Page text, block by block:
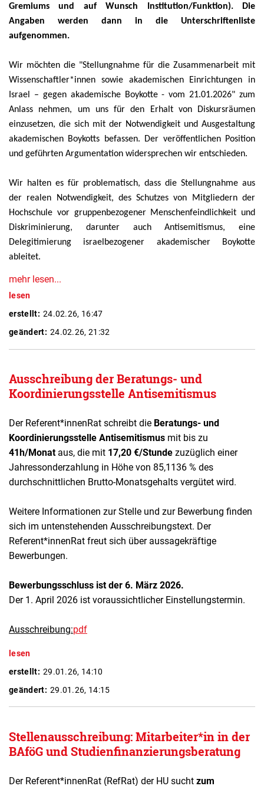
Gremiums und auf Wunsch Institution/Funktion). Die
Angaben werden dann in die Unterschriftenliste
aufgenommen.
Wir möchten die "Stellungnahme für die Zusammenarbeit mit
Wissenschaftler*innen sowie akademischen Einrichtungen in
Israel – gegen akademische Boykotte - vom 21.01.2026" zum
Anlass nehmen, um uns für den Erhalt von Diskursräumen
einzusetzen, die sich mit der Notwendigkeit und Ausgestaltung
akademischen Boykotts befassen. Der veröffentlichen Position
und geführten Argumentation widersprechen wir entschieden.
Wir halten es für problematisch, dass die Stellungnahme aus
der realen Notwendigkeit, des Schutzes von Mitgliedern der
Hochschule vor gruppenbezogener Menschenfeindlichkeit und
Diskriminierung, darunter auch Antisemitismus, eine
Delegitimierung israelbezogener akademischer Boykotte
ableitet.
mehr lesen...
lesen
erstellt: 24.02.26, 16:47
geändert: 24.02.26, 21:32
Ausschreibung der Beratungs- und
Koordinierungsstelle Antisemitismus
Der Referent*innenRat schreibt die Beratungs- und
Koordinierungsstelle Antisemitismus mit bis zu
41h/Monat aus, die mit 17,20 €/Stunde zuzüglich einer
Jahressonderzahlung in Höhe von 85,1136 % des
durchschnittlichen Brutto-Monatsgehalts vergütet wird.
Weitere Informationen zur Stelle und zur Bewerbung finden
sich im untenstehenden Ausschreibungstext. Der
Referent*innenRat freut sich über aussagekräftige
Bewerbungen.
Bewerbungsschluss ist der 6. März 2026.
Der 1. April 2026 ist voraussichtlicher Einstellungstermin.
Ausschreibung:pdf
lesen
erstellt: 29.01.26, 14:10
geändert: 29.01.26, 14:15
Stellenausschreibung: Mitarbeiter*in in der
BAföG und Studienfinanzierungsberatung
Der Referent*innenRat (RefRat) der HU sucht zum